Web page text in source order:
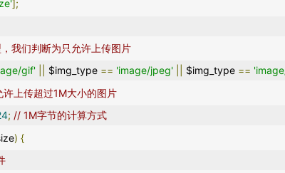
];
我们判断为只允许上传图片
gif' $img_type == 'image/jpeg' $img_type ==
上传超过1M大小的图片
; // 1M字节的计算方式
) {